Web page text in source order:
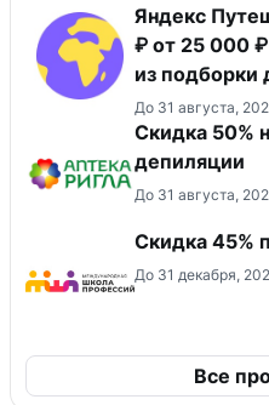
Яндекс
₽ от 25 000
из подборки
До 31 августа,
Скидка 50%
депиляции
До 31 августа,
Скидка 45%
До 31 декабря,
Все